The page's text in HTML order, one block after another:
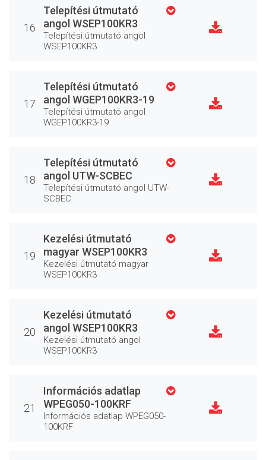
16
Telepítési útmutató
angol WSEP100KR3
Telepítési útmutató angol
WSEP100KR3
17
Telepítési útmutató
angol WGEP100KR3-19
Telepítési útmutató angol
WGEP100KR3-19
18
Telepítési útmutató
angol UTW-SCBEC
Telepítési útmutató angol UTW-
SCBEC
19
Kezelési útmutató
magyar WSEP100KR3
Kezelési útmutató magyar
WSEP100KR3
20
Kezelési útmutató
angol WSEP100KR3
Kezelési útmutató angol
WSEP100KR3
21
Információs adatlap
WPEG050-100KRF
Információs adatlap WPEG050-
100KRF